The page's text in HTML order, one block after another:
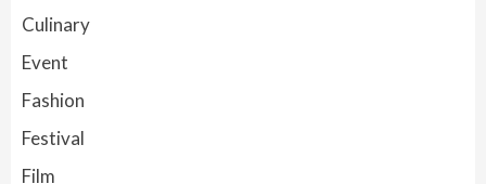
Culinary
Event
Fashion
Festival
Film